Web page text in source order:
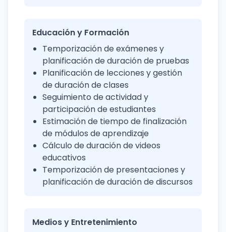
Educación y Formación
Temporización de exámenes y
planificación de duración de pruebas
Planificación de lecciones y gestión
de duración de clases
Seguimiento de actividad y
participación de estudiantes
Estimación de tiempo de finalización
de módulos de aprendizaje
Cálculo de duración de videos
educativos
Temporización de presentaciones y
planificación de duración de discursos
Medios y Entretenimiento